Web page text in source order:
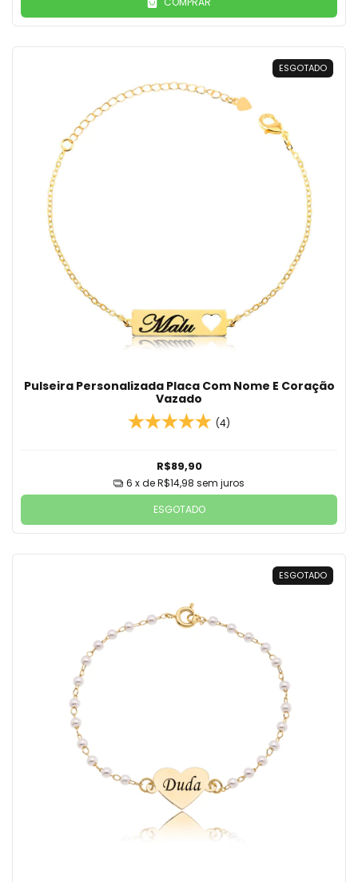
ESGOTADO
Pulseira Personalizada Placa Com Nome E Coração
Vazado
(4)
R$89,90
6 x deR$14,98 sem juros
ESGOTADO
ESGOTADO